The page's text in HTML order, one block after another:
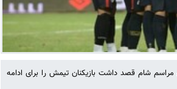
شام قصد داشت بازیکنان تیمش را برای ادامه